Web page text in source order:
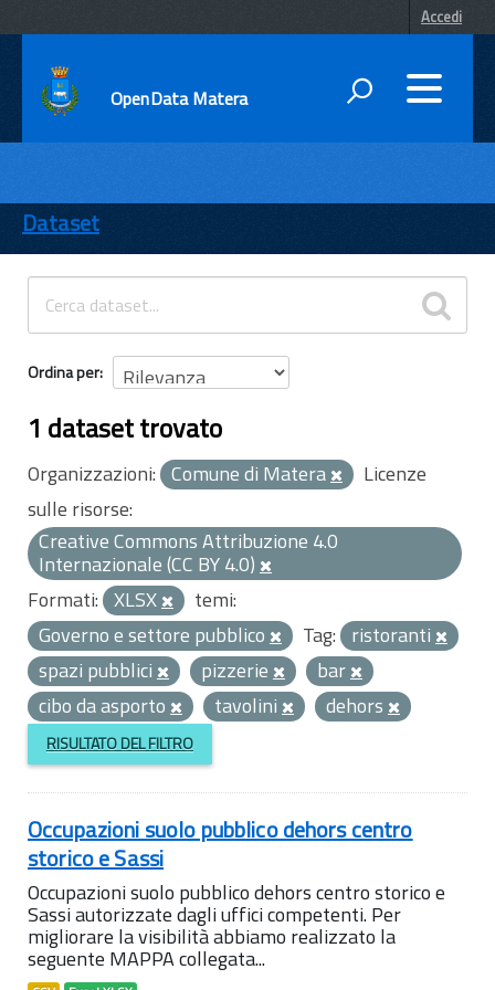
Accedi
OpenData Matera
ENTI
TEMI
INFORMAZIONI
Dataset
Ordina per
1 dataset trovato
Organizzazioni: Comune di Matera
Licenze
sulle risorse:
Creative Commons Attribuzione 4.0
Internazionale (CC BY 4.0)
Formati: XLSX
temi:
Governo e settore pubblico
Tag: ristoranti
spazi pubblici
pizzerie
bar
cibo da asporto
tavolini dehors
RISULTATO DEL FILTRO
Occupazioni suolo pubblico dehors centro
storico e Sassi
Occupazioni suolo pubblico dehors centro storico e
Sassi autorizzate dagli uffici competenti. Per
migliorare la visibilità abbiamo realizzato la
seguente MAPPA collegata...